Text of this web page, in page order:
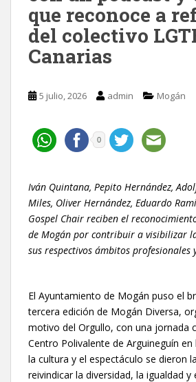
que reconoce a
del colectivo
Canarias
5 julio, 2026 admin Mogán
0
Iván Quintana, Pepito Hernández,
Miles, Oliver Hernández, Eduardo
Gospel Chair reciben el
de Mogán por contribuir a visibilizar
sus respectivos ámbitos profesionales
El Ayuntamiento de Mogán puso el
tercera edición de Mogán Diversa,
motivo del Orgullo, con una jornada
Centro Polivalente de Arguineguín
la cultura y el espectáculo se dieron
reivindicar la diversidad, la igualdad y